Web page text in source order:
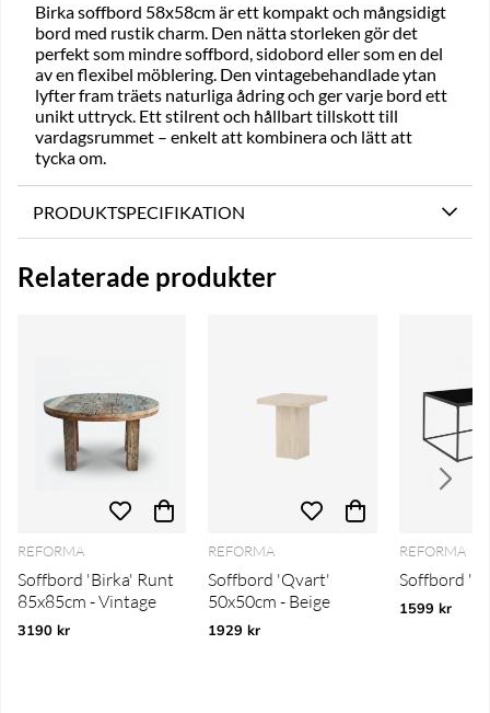
Birka soffbord 58x58cm är ett kompakt och mångsidigt
bord med rustik charm. Den nätta storleken gör det
perfekt som mindre soffbord, sidobord eller som en del
av en flexibel möblering. Den vintagebehandlade ytan
lyfter fram träets naturliga ådring och ger varje bord ett
unikt uttryck. Ett stilrent och hållbart tillskott till
vardagsrummet – enkelt att kombinera och lätt att
tycka om.
PRODUKTSPECIFIKATION
Relaterade produkter
REFORMA
Soffbord 'Birka' Runt
85x85cm - Vintage
3190 kr
REFORMA
Soffbord 'Qvart'
50x50cm - Beige
1929 kr
REFORMA
Soffbord
1599 kr